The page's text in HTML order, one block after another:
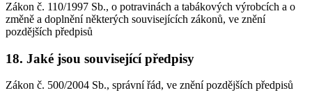
Zákon č. 110/1997 Sb., o potravinách a tabákových výrobcích a o
změně a doplnění některých souvisejících zákonů, ve znění
pozdějších předpisů
18. Jaké jsou související předpisy
Zákon č. 500/2004 Sb., správní řád, ve znění pozdějších předpisů